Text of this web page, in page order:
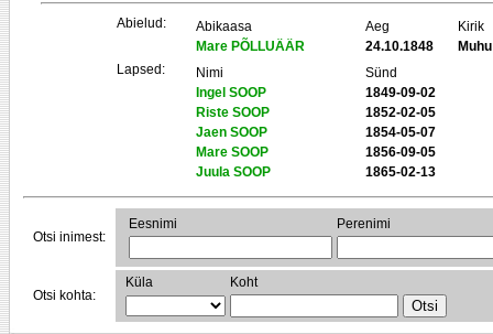
Abielud: Abikaasa Aeg
Kirik
Mare PÕLLUÄÄR
24.10.1848
Muhu
Lapsed:
Nimi
Sünd
Ingel SOOP
1849-09-02
Riste SOOP
1852-02-05
Jaen SOOP
1854-05-07
Mare SOOP
1856-09-05
Juula SOOP
1865-02-13
Otsi inimest:
Eesnimi Perenimi
Otsi kohta:
Küla Koht